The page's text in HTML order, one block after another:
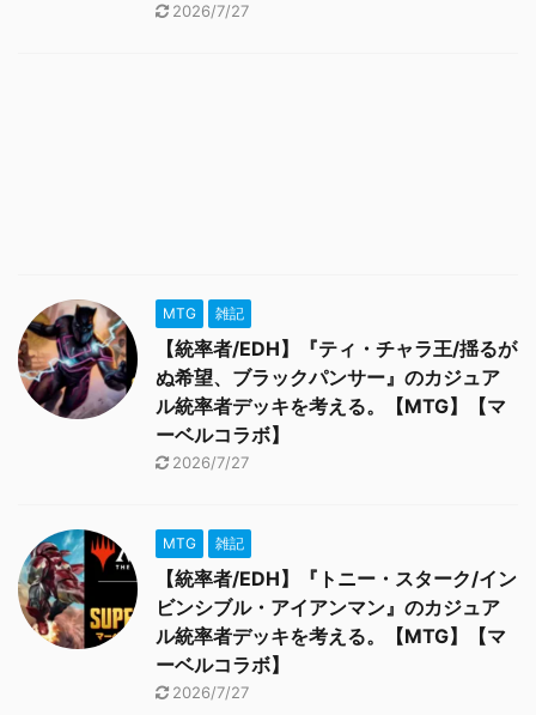
2026/7/27
MTG 雑記
【統率者/EDH】『ティ・チャラ王/揺るが
ぬ希望、ブラックパンサー』のカジュア
ル統率者デッキを考える。【MTG】【マ
ーベルコラボ】
2026/7/27
MTG 雑記
【統率者/EDH】『トニー・スターク/イン
ビンシブル・アイアンマン』のカジュア
ル統率者デッキを考える。【MTG】【マ
ーベルコラボ】
2026/7/27